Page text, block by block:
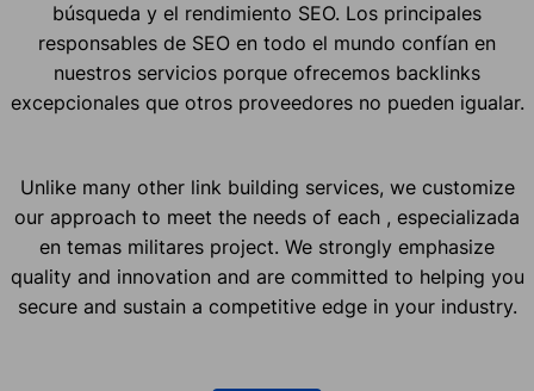
búsqueda y el rendimiento SEO. Los principales
responsables de SEO en todo el mundo confían en
nuestros servicios porque ofrecemos backlinks
excepcionales que otros proveedores no pueden igualar.
Unlike many other link building services, we customize
our approach to meet the needs of each , especializada
en temas militares project. We strongly emphasize
quality and innovation and are committed to helping you
secure and sustain a competitive edge in your industry.